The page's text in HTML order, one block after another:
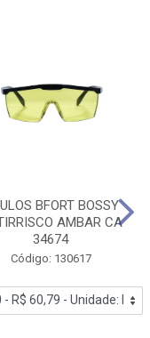
BFORT BOSSY
AMBAR CA
34674
Código: 130617